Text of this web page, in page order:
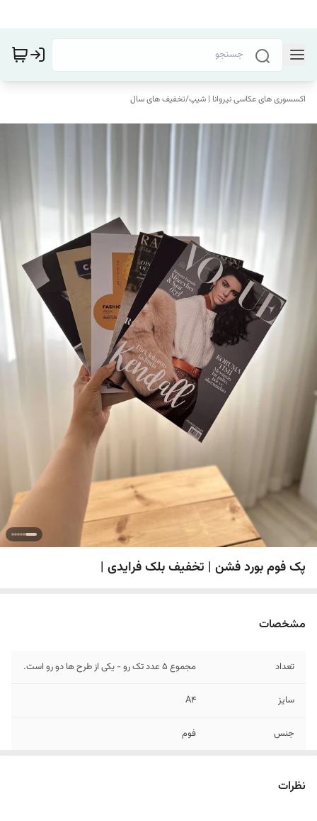
اکسسوری های عکاسی نیروانا | شیپ/تخفیف های سال
پک فوم بورد فشن | تخفیف بلک فرایدی |
مشخصات
تعداد مجموع 5 عدد تک رو - یکی از طرح ها دو رو است.
سایز A4
جنس فوم
نظرات